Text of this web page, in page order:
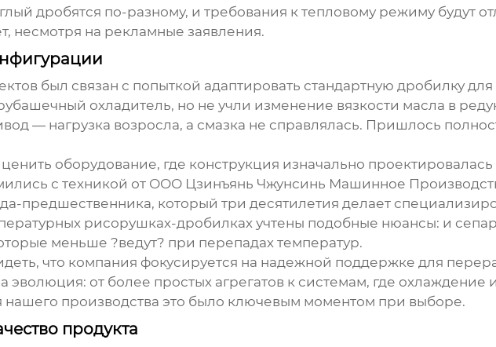
дробятся по-разному, и требования к тепловому режиму будут
несмотря на рекламные заявления.
был связан с попыткой адаптировать стандартную дробилку
охладитель, но не учли изменение вязкости масла в
— нагрузка возросла, а смазка не справлялась. Пришлось
оборудование, где конструкция изначально
с техникой от ООО Цзинъянь Чжунсинь Машинное
предшественника, который три десятилетия делает
рисорушках-дробилкахучтены подобные нюансы: и
меньше ?ведут? при перепадах температур.
что компания фокусируется на надежной поддержке для
эволюция: от более простых агрегатов к системам, где охлаждение
нашего производства это было ключевым моментом при выборе.
продукта